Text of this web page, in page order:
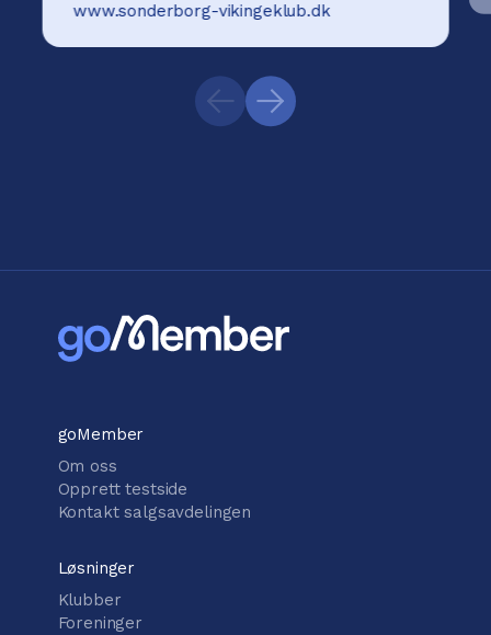
www.sonderborg-vikingeklub.dk
goMember
Om oss
Opprett testside
Kontakt salgsavdelingen
Løsninger
Klubber
Foreninger